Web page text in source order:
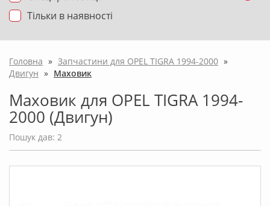
Тільки в наявності
Головна » Запчастини для OPEL TIGRA 1994-2000 »
Двигун » Маховик
Маховик для OPEL TIGRA 1994-
2000 (Двигун)
Пошук дав: 2